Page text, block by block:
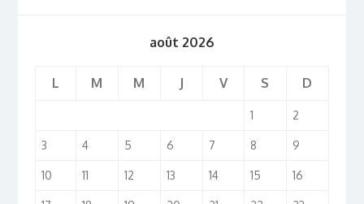
août 2026
L M M J V S D
1 2
3 4 5 6 7 8 9
10 11 12 13 14 15 16